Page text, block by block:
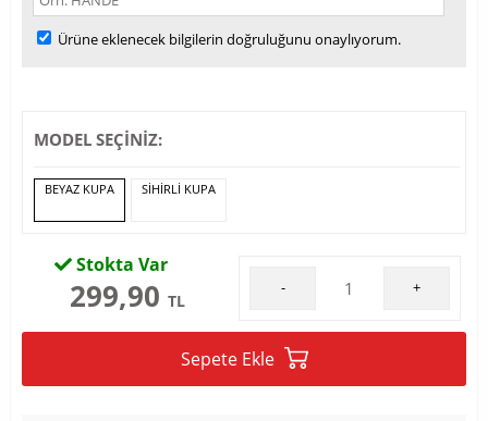
Ürüne eklenecek bilgilerin doğruluğunu onaylıyorum.
MODEL SEÇİNİZ:
BEYAZ KUPA SİHİRLİ KUPA
Stokta Var
299,90 TL
- +
Sepete Ekle